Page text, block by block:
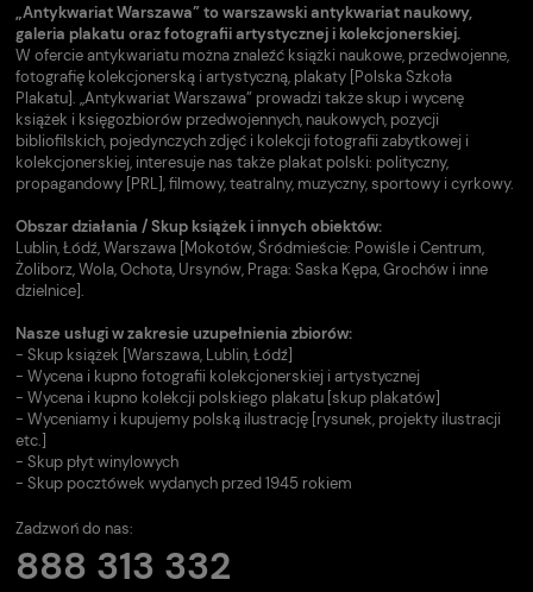
„Antykwariat Warszawa” to warszawski antykwariat naukowy,
galeria plakatu oraz fotografii artystycznej i kolekcjonerskiej.
W ofercie antykwariatu można znaleźć książki naukowe, przedwojenne,
fotografię kolekcjonerską i artystyczną, plakaty [Polska Szkoła
Plakatu]. „Antykwariat Warszawa” prowadzi także skup i wycenę
książek i księgozbiorów przedwojennych, naukowych, pozycji
bibliofilskich, pojedynczych zdjęć i kolekcji fotografii zabytkowej i
kolekcjonerskiej, interesuje nas także plakat polski: polityczny,
propagandowy [PRL], filmowy, teatralny, muzyczny, sportowy i cyrkowy.
Obszar działania / Skup książek i innych obiektów:
Lublin, Łódź, Warszawa [Mokotów, Śródmieście: Powiśle i Centrum,
Żoliborz, Wola, Ochota, Ursynów, Praga: Saska Kępa, Grochów i inne
dzielnice].
Nasze usługi w zakresie uzupełnienia zbiorów:
- Skup książek [Warszawa, Lublin, Łódź]
- Wycena i kupno fotografii kolekcjonerskiej i artystycznej
- Wycena i kupno kolekcji polskiego plakatu [skup plakatów]
- Wyceniamy i kupujemy polską ilustrację [rysunek, projekty ilustracji
etc.]
- Skup płyt winylowych
- Skup pocztówek wydanych przed 1945 rokiem
Zadzwoń do nas:
888 313 332